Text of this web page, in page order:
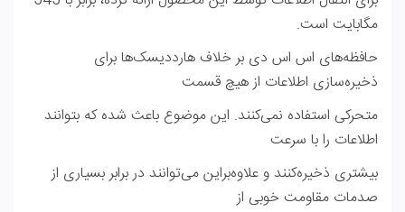
مگابایت است.
حافظه‌های اس اس دی بر خلاف هارددیسک‌ها برای
ذخیره‌سازی اطلاعات از هیچ قسمت
متحرکی استفاده نمی‌کنند. این موضوع باعث شده که بتوانند
اطلاعات را با سرعت
بیشتری ذخیره‌کنند و علاوه‌براین می‌توانند در برابر بسیاری از
صدمات مقاومت خوبی از